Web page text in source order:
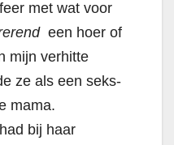
met wat voor
een hoer of
mijn verhitte
ze als een seks-
mama.
bij haar